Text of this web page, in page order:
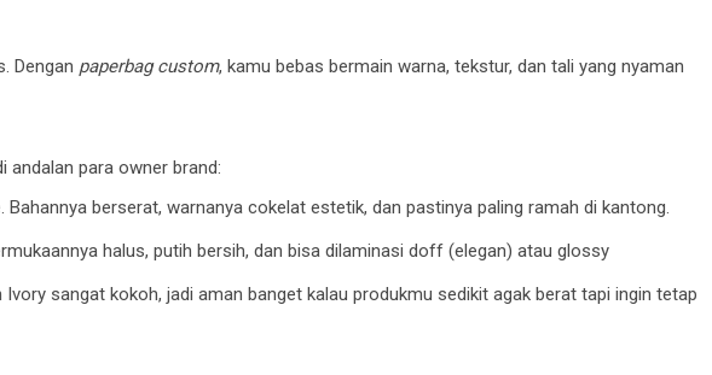
Dengan paperbag custom, kamu bebas bermain warna, tekstur, dan tali yang nyaman
andalan para owner brand:
berserat, warnanya cokelat estetik, dan pastinya paling ramah di kantong.
halus, putih bersih, dan bisa dilaminasi doff (elegan) atau glossy
sangat kokoh, jadi aman banget kalau produkmu sedikit agak berat tapi ingin tetap